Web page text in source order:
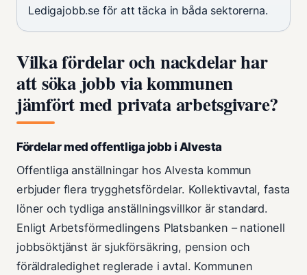
Ledigajobb.se för att täcka in båda sektorerna.
Vilka fördelar och nackdelar har
att söka jobb via kommunen
jämfört med privata arbetsgivare?
Fördelar med offentliga jobb i Alvesta
Offentliga anställningar hos Alvesta kommun
erbjuder flera trygghetsfördelar. Kollektivavtal, fasta
löner och tydliga anställningsvillkor är standard.
Enligt Arbetsförmedlingens Platsbanken – nationell
jobbsöktjänst är sjukförsäkring, pension och
föräldraledighet reglerade i avtal. Kommunen